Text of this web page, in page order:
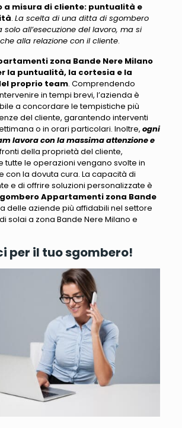
a misura di cliente: puntualità e
. La scelta di una ditta di sgombero
solo all’esecuzione del lavoro, ma si
alla relazione con il cliente.
zona Bande Nere Milano
la puntualità, la cortesia e la
proprio team. Comprendendo
in tempi brevi, l’azienda è
a concordare le tempistiche più
del cliente, garantendo interventi
o in orari particolari. Inoltre, ogni
lavora con la massima attenzione e
della proprietà del cliente,
tutte le operazioni vengano svolte in
con la dovuta cura. La capacità di
e di offrire soluzioni personalizzate è
Appartamenti zona Bande
delle aziende più affidabili nel settore
solai a zona Bande Nere Milano e
per il tuo sgombero!